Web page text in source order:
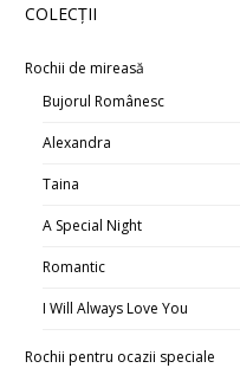
COLECŢII
Rochii de mireasă
Bujorul Românesc
Alexandra
Taina
A Special Night
Romantic
I Will Always Love You
Rochii pentru ocazii speciale